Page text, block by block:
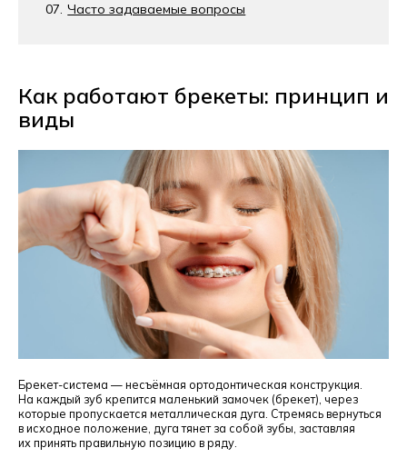
Часто задаваемые вопросы
Как работают брекеты: принцип и
виды
Брекет-система — несъёмная ортодонтическая конструкция.
На каждый зуб крепится маленький замочек (брекет), через
которые пропускается металлическая дуга. Стремясь вернуться
в исходное положение, дуга тянет за собой зубы, заставляя
их принять правильную позицию в ряду.